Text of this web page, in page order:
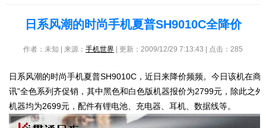
日系风潮的时尚手机夏普SH9010C全降价
作者：未知 | 来源： 手机世界 | 更新：2009/12/29 7:13:43 | 点击： 285
日系风潮的时尚手机夏普SH9010C，近日来降价频频。今日该机在商
讯”全色系列齐促销，其中黑色和白色版机器报价为2799元，除此之
机器均为2699元，配件有锂电池、充电器、耳机、数据线等。